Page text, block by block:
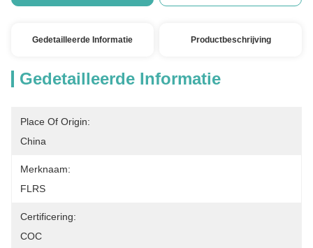
Gedetailleerde Informatie Productbeschrijving
Gedetailleerde Informatie
Place Of Origin:
China
Merknaam:
FLRS
Certificering:
COC